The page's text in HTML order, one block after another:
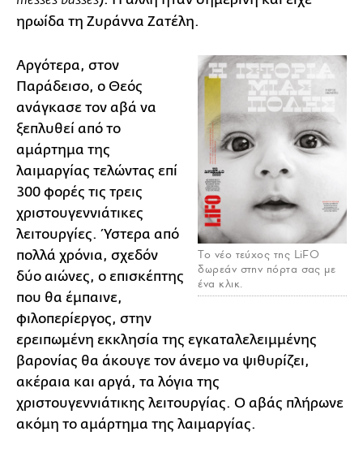
ηρωίδα τη Ζυράννα Ζατέλη.
Το νέο τεύχος της LiFO
δωρεάν στην πόρτα σας με
ένα κλικ.
Αργότερα, στον
Παράδεισο, ο Θεός
ανάγκασε τον αβά να
ξεπλυθεί από το
αμάρτημα της
λαιμαργίας τελώντας επί
300 φορές τις τρεις
χριστουγεννιάτικες
λειτουργίες. Ύστερα από
πολλά χρόνια, σχεδόν
δύο αιώνες, ο επισκέπτης
που θα έμπαινε,
φιλοπερίεργος, στην
ερειπωμένη εκκλησία της εγκαταλελειμμένης
βαρονίας θα άκουγε τον άνεμο να ψιθυρίζει,
ακέραια και αργά, τα λόγια της
χριστουγεννιάτικης λειτουργίας. Ο αβάς πλήρωνε
ακόμη το αμάρτημα της λαιμαργίας.